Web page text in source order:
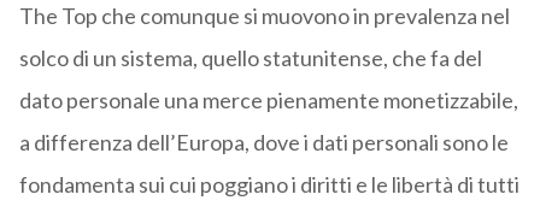
The Top che comunque si muovono in prevalenza nel
solco di un sistema, quello statunitense, che fa del
dato personale una merce pienamente monetizzabile,
a differenza dell’Europa, dove i dati personali sono le
fondamenta sui cui poggiano i diritti e le libertà di tutti